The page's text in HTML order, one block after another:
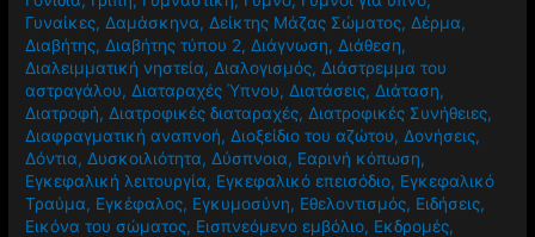
Γυναίκες, Δαμάσκηνα, Δείκτης Μάζας Σώματος, Δέρμα,
Διαβήτης, Διαβήτης τύπου 2, Διάγνωση, Διάθεση,
Διαλειμματική νηστεία, Διαλογισμός, Διάστρεμμα του
αστραγάλου, Διαταραχές Ύπνου, Διατάσεις, Διάταση,
Διατροφή, Διατροφικές διαταραχές, Διατροφικές Συνήθειες,
Διαφραγματική αναπνοή, Διοξείδιο του αζώτου, Δονήσεις,
Δόντια, Δυσκοιλιότητα, Δύσπνοια, Εαρινή κόπωση,
Εγκεφαλική λειτουργία, Εγκεφαλικό επεισόδιο, Εγκεφαλικό
Τραύμα, Εγκέφαλος, Εγκυμοσύνη, Εθελοντισμός, Ειδήσεις,
Εικόνα του σώματος, Εισπνεόμενο εμβόλιο, Εκδρομές,